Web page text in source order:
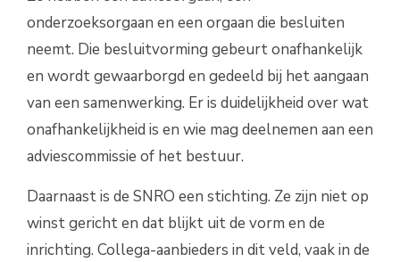
onderzoeksorgaan en een orgaan die besluiten
neemt. Die besluitvorming gebeurt onafhankelijk
en wordt gewaarborgd en gedeeld bij het aangaan
van een samenwerking. Er is duidelijkheid over wat
onafhankelijkheid is en wie mag deelnemen aan een
adviescommissie of het bestuur.
Daarnaast is de SNRO een stichting. Ze zijn niet op
winst gericht en dat blijkt uit de vorm en de
inrichting. Collega-aanbieders in dit veld, vaak in de